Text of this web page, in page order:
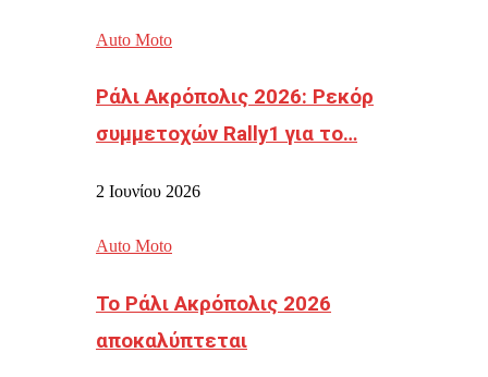
Auto Moto
Ράλι Ακρόπολις 2026: Ρεκόρ
συμμετοχών Rally1 για το…
2 Ιουνίου 2026
Auto Moto
Το Ράλι Ακρόπολις 2026
αποκαλύπτεται